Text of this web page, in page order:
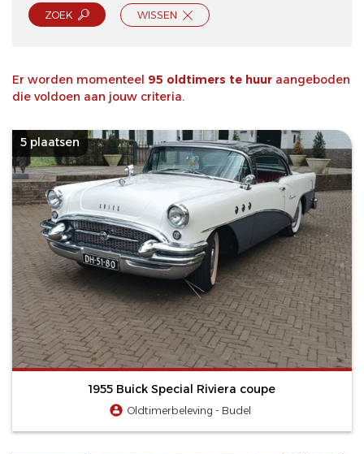
ZOEK WISSEN
Er worden momenteel 95 oldtimers te huur aangeboden
die voldoen aan jouw criteria.
5 plaatsen
1955 Buick Special Riviera coupe
Oldtimerbeleving - Budel